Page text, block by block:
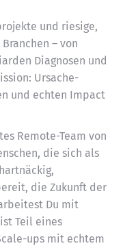
und riesige,
– von
Diagnosen und
Ursache-
und echten Impact
Remote-Team von
die sich als
die Zukunft der
Du mit
Teil eines
ups mit echtem